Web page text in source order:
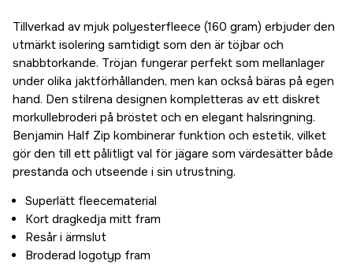
Tillverkad av mjuk polyesterfleece (160 gram) erbjuder den
utmärkt isolering samtidigt som den är töjbar och
snabbtorkande. Tröjan fungerar perfekt som mellanlager
under olika jaktförhållanden, men kan också bäras på egen
hand. Den stilrena designen kompletteras av ett diskret
morkullebroderi på bröstet och en elegant halsringning.
Benjamin Half Zip kombinerar funktion och estetik, vilket
gör den till ett pålitligt val för jägare som värdesätter både
prestanda och utseende i sin utrustning.
Superlätt fleecematerial
Kort dragkedja mitt fram
Resår i ärmslut
Broderad logotyp fram